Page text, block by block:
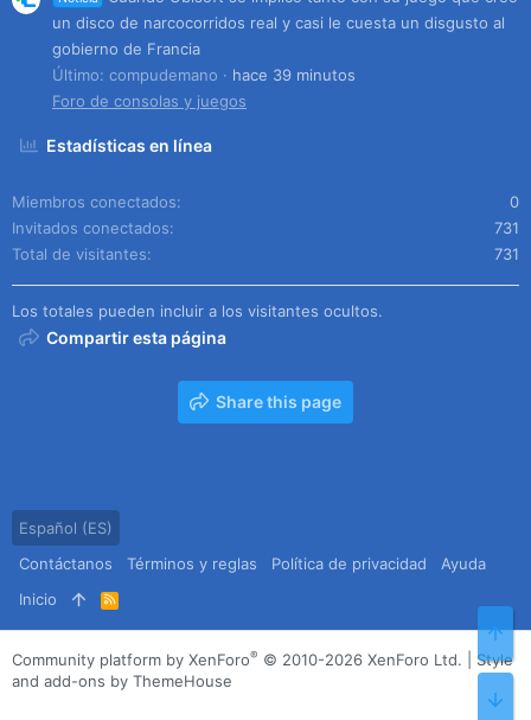
un disco de narcocorridos real y casi le cuesta un disgusto al
gobierno de Francia
Último: compudemano
hace 39 minutos
Foro de consolas y juegos
Estadísticas en línea
Miembros conectados
0
Invitados conectados
731
Total de visitantes
731
Los totales pueden incluir a los visitantes ocultos.
Compartir esta página
Share this page
Español (ES)
Contáctanos
Términos y reglas Política de privacidad
Ayuda
Inicio
R
S
S
Community platform by XenForo® © 2010-2026 XenForo Ltd.
Style
and add-ons by ThemeHouse